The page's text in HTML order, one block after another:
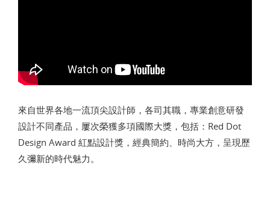
來自世界各地一流頂尖設計師，各司其職，專業創意研發
設計不同產品，屢次榮獲多項國際大獎，包括：Red Dot
Design Award 紅點設計獎，經典簡約、時尚大方，呈現歷
久彌新的時代魅力。